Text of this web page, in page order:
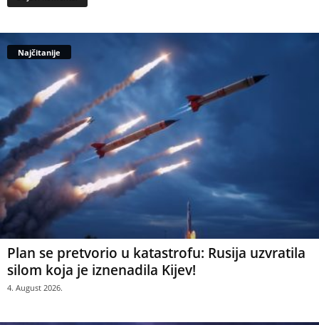
Najčitanije
Plan se pretvorio u katastrofu: Rusija uzvratila
silom koja je iznenadila Kijev!
4. August 2026.